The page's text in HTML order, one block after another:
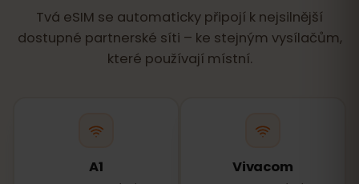
Tvá eSIM se automaticky připojí k nejsilnější
dostupné partnerské síti – ke stejným vysílačům,
které používají místní.
A1 Vivacom